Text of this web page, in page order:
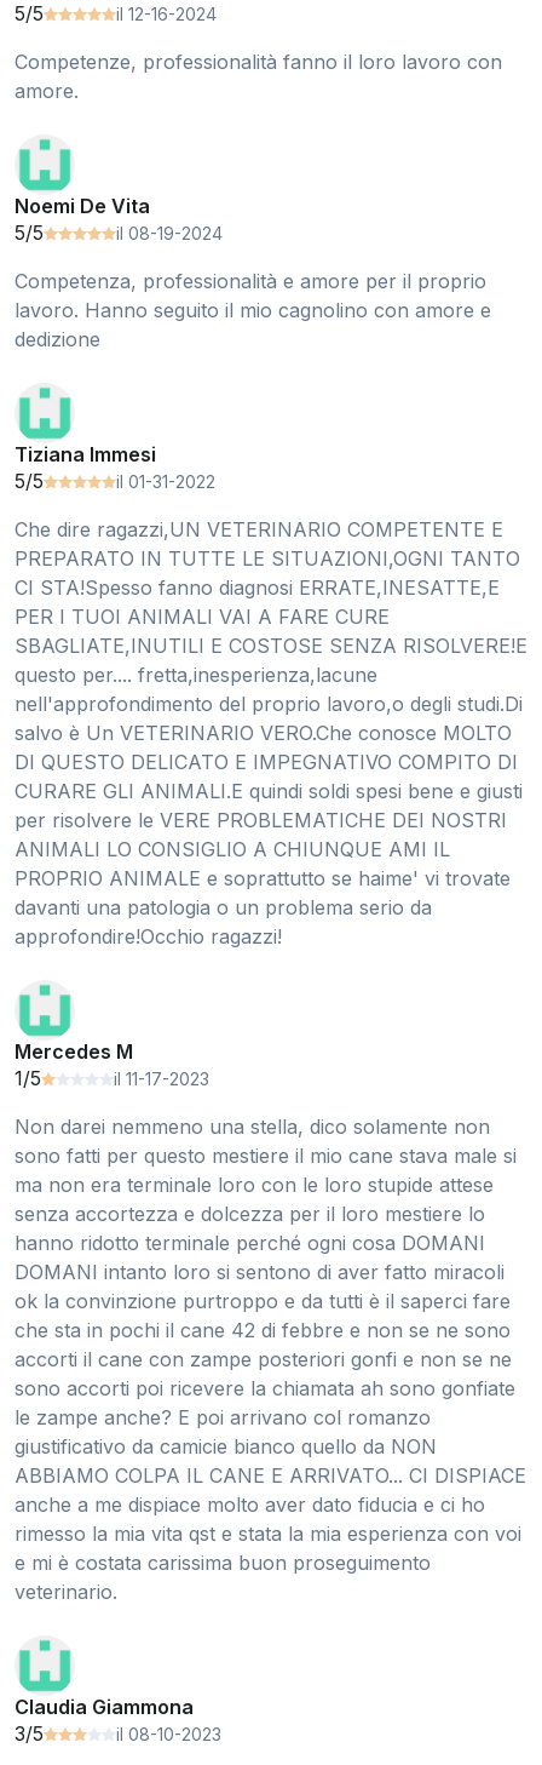
5/5
il 12-16-2024
Competenze, professionalità fanno il loro lavoro con
amore.
Noemi De Vita
5/5
il 08-19-2024
Competenza, professionalità e amore per il proprio
lavoro. Hanno seguito il mio cagnolino con amore e
dedizione
Tiziana Immesi
5/5
il 01-31-2022
Che dire ragazzi,UN VETERINARIO COMPETENTE E
PREPARATO IN TUTTE LE SITUAZIONI,OGNI TANTO
CI STA!Spesso fanno diagnosi ERRATE,INESATTE,E
PER I TUOI ANIMALI VAI A FARE CURE
SBAGLIATE,INUTILI E COSTOSE SENZA RISOLVERE!E
questo per.... fretta,inesperienza,lacune
nell'approfondimento del proprio lavoro,o degli studi.Di
salvo è Un VETERINARIO VERO.Che conosce MOLTO
DI QUESTO DELICATO E IMPEGNATIVO COMPITO DI
CURARE GLI ANIMALI.E quindi soldi spesi bene e giusti
per risolvere le VERE PROBLEMATICHE DEI NOSTRI
ANIMALI LO CONSIGLIO A CHIUNQUE AMI IL
PROPRIO ANIMALE e soprattutto se haime' vi trovate
davanti una patologia o un problema serio da
approfondire!Occhio ragazzi!
Mercedes M
1/5
il 11-17-2023
Non darei nemmeno una stella, dico solamente non
sono fatti per questo mestiere il mio cane stava male si
ma non era terminale loro con le loro stupide attese
senza accortezza e dolcezza per il loro mestiere lo
hanno ridotto terminale perché ogni cosa DOMANI
DOMANI intanto loro si sentono di aver fatto miracoli
ok la convinzione purtroppo e da tutti è il saperci fare
che sta in pochi il cane 42 di febbre e non se ne sono
accorti il cane con zampe posteriori gonfi e non se ne
sono accorti poi ricevere la chiamata ah sono gonfiate
le zampe anche? E poi arrivano col romanzo
giustificativo da camicie bianco quello da NON
ABBIAMO COLPA IL CANE E ARRIVATO... CI DISPIACE
anche a me dispiace molto aver dato fiducia e ci ho
rimesso la mia vita qst e stata la mia esperienza con voi
e mi è costata carissima buon proseguimento
veterinario.
Claudia Giammona
3/5
il 08-10-2023